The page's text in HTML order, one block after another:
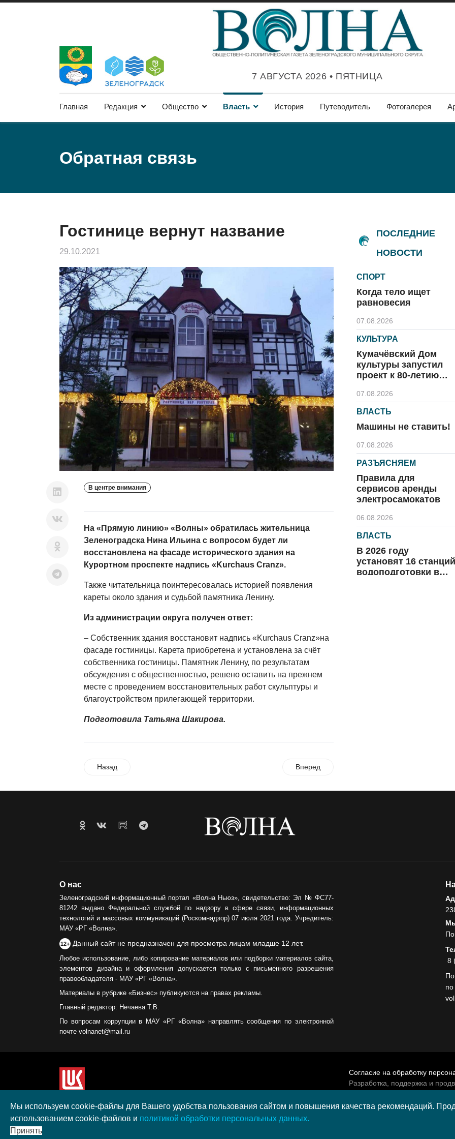
7 АВГУСТА 2026 • ПЯТНИЦА
Главная Редакция Общество Власть История Путеводитель Фотогалерея
Обратная связь
Гостинице вернут название
29.10.2021
В центре внимания
На «Прямую линию» «Волны» обратилась жительница
Зеленоградска Нина Ильина с вопросом будет ли
восстановлена на фасаде исторического здания на
Курортном проспекте надпись «Kurchaus Cranz».
Также читательница поинтересовалась историей появления
кареты около здания и судьбой памятника Ленину.
Из администрации округа получен ответ:
– Собственник здания восстановит надпись «Kurchaus Cranz»на
фасаде гостиницы. Карета приобретена и установлена за счёт
собственника гостиницы. Памятник Ленину, по результатам
обсуждения с общественностью, решено оставить на прежнем
месте с проведением восстановительных работ скульптуры и
благоустройством прилегающей территории.
Подготовила Татьяна Шакирова.
Назад Вперед
ПОСЛЕДНИЕ
НОВОСТИ
СПОРТ
Когда тело ищет
равновесия
07.08.2026
КУЛЬТУРА
Кумачёвский Дом
культуры запустил
проект к 80-летию
07.08.2026
ВЛАСТЬ
Машины не ставить!
07.08.2026
РАЗЪЯСНЯЕМ
Правила для
сервисов аренды
электросамокатов
06.08.2026
ВЛАСТЬ
В 2026 году
установят 16 станций
водоподготовки в
О нас
Зеленоградский информационный портал «Волна Ньюз», свидетельство: Эл № ФС77-
81242 выдано Федеральной службой по надзору в сфере связи, информационных
технологий и массовых коммуникаций (Роскомнадзор) 07 июля 2021 года. Учредитель:
МАУ «РГ «Волна».
12+ Данный сайт не предназначен для просмотра лицам младше 12 лет.
Любое использование, либо копирование материалов или подборки материалов сайта,
элементов дизайна и оформления допускается только с письменного разрешения
правообладателя - МАУ «РГ «Волна».
Материалы в рубрике «Бизнес» публикуются на правах рекламы.
Главный редактор: Нечаева Т.В.
По вопросам коррупции в МАУ «РГ «Волна» направлять сообщения по электронной
почте volnanet@mail.ru
8
Сайт создан при поддержке ООО "ЛУКОЙЛ-КМН" на средства гранта,
полученного в рамках XIII Конкурса социальных и культурных проектов ПАО
Согласие на обработку
Разработка, поддержка и
Мы используем cookie-файлы для Вашего удобства пользования сайтом и повышения качества рекомендаций.
использованием cookie-файлов и политикой обработки персональных данных.
Принять